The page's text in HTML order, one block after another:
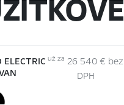
ELECTRIC už za 26 540 € bez
DPH